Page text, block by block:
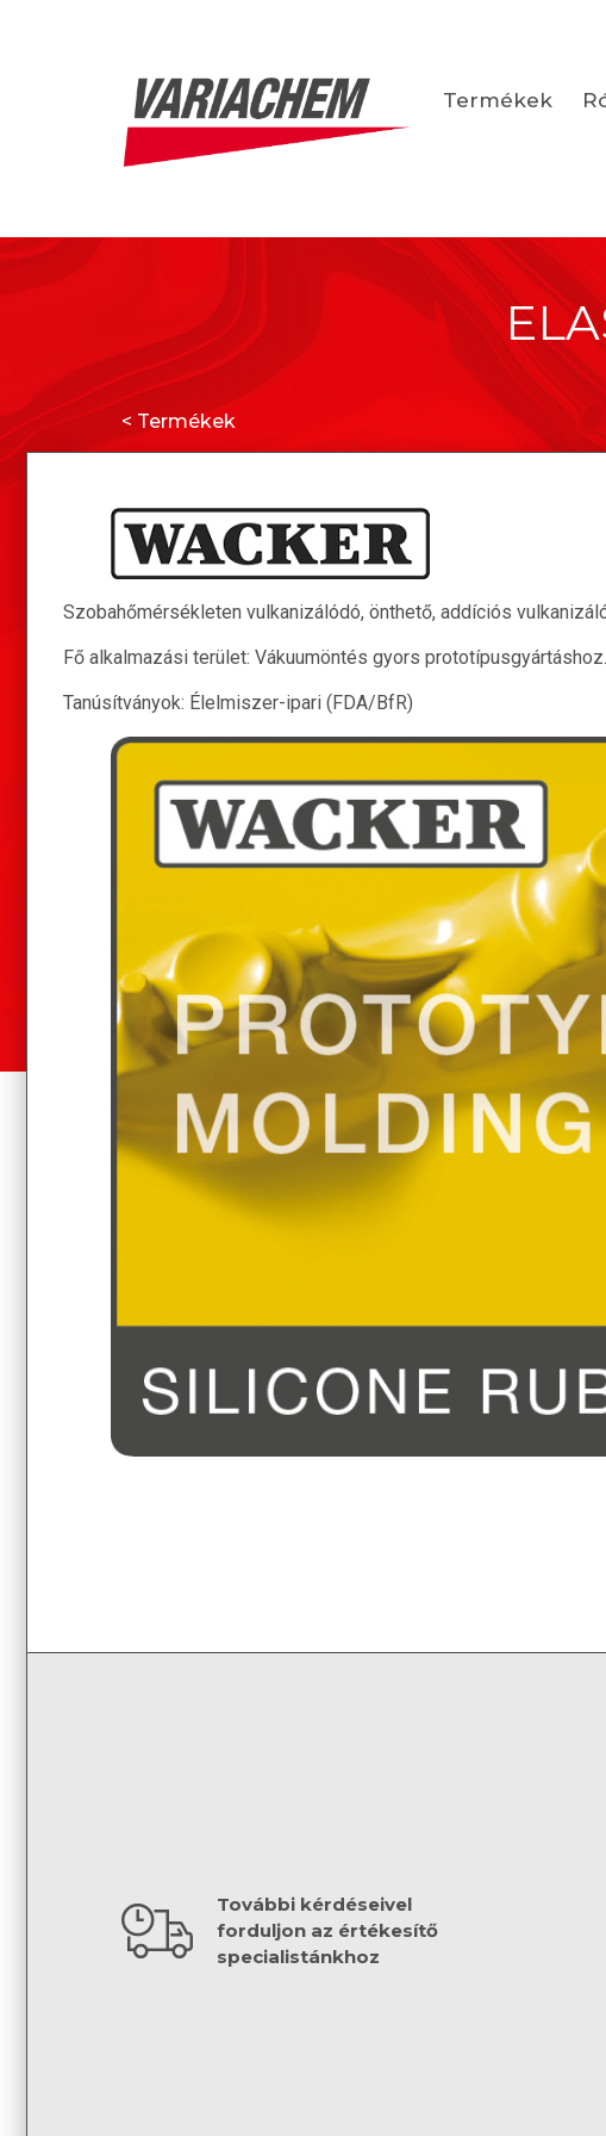
Termékek
< Termékek
Szobahőmérsékleten vulkanizálódó, önthető, addíciós
Fő alkalmazási terület: Vákuumöntés gyors prototípusgyártáshoz.
Tanúsítványok: Élelmiszer-ipari (FDA/BfR)
További kérdéseivel
forduljon az értékesítő
specialistánkhoz